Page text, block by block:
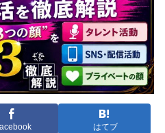
はてブ